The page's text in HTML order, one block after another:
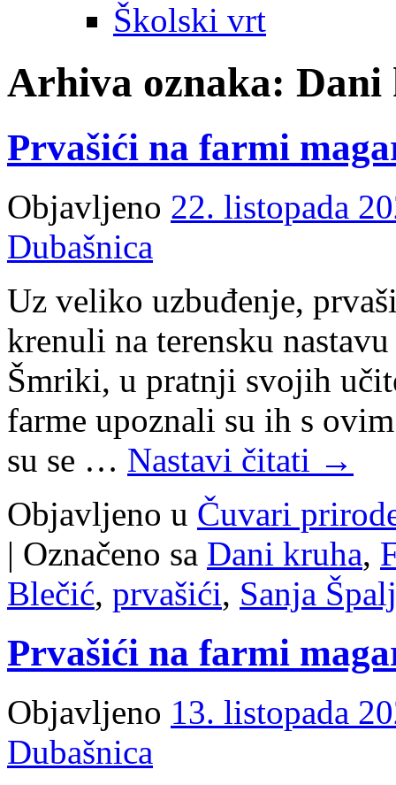
Školski vrt
Arhiva oznaka: Dani
Prvašići na farmi
Objavljeno 22. listopada
Dubašnica
Uz veliko uzbuđenje,
krenuli na terensku
Šmriki, u pratnji svojih
farme upoznali su ih s
su se … Nastavi čitati →
Objavljeno u Čuvari
| Označeno sa Dani kruha,
Blečić, prvašići, Sanja Špalj
Prvašići na farmi
Objavljeno 13. listopada
Dubašnica